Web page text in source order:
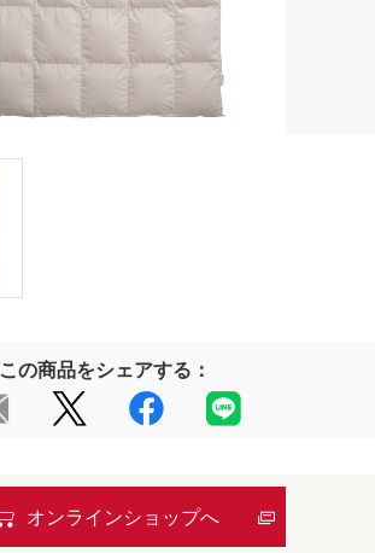
この商品をシェアする：
オンラインショップへ